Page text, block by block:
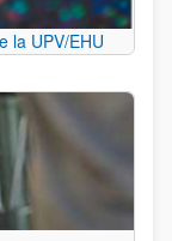
la UPV/EHU